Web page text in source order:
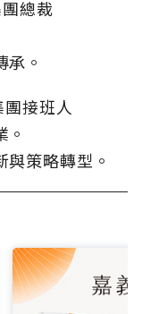
總裁
。
接班人
策略轉型。